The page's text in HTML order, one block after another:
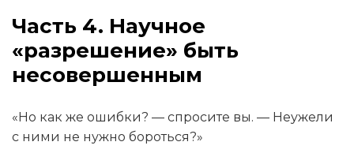
Часть 4. Научное
«разрешение» быть
несовершенным
«Но как же ошибки? — спросите вы. — Неужели
с ними не нужно бороться?»